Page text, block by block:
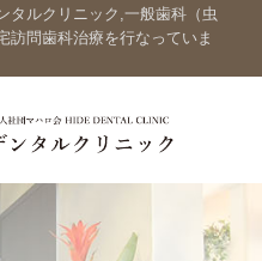
タルクリニック,一般歯科（虫
訪問歯科治療を行なっていま